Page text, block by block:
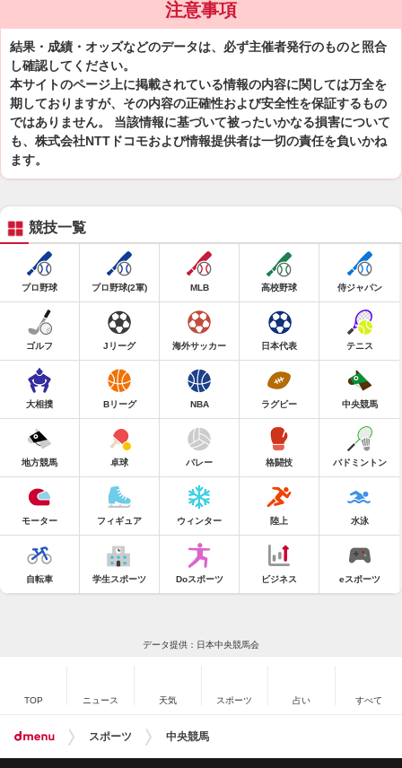
注意事項
結果・成績・オッズなどのデータは、必ず主催者発行のものと照合
し確認してください。
本サイトのページ上に掲載されている情報の内容に関しては万全を
期しておりますが、その内容の正確性および安全性を保証するもの
ではありません。 当該情報に基づいて被ったいかなる損害について
も、株式会社NTTドコモおよび情報提供者は一切の責任を負いかね
ます。
競技一覧
プロ野球 プロ野球(2軍) MLB 高校野球 侍ジャパン
ゴルフ Jリーグ 海外サッカー 日本代表 テニス
大相撲 Bリーグ NBA ラグビー 中央競馬
地方競馬 卓球 バレー 格闘技 バドミントン
モーター フィギュア ウィンター 陸上 水泳
自転車 学生スポーツ Doスポーツ ビジネス eスポーツ
データ提供：日本中央競馬会
TOP ニュース 天気 スポーツ 占い すべて
スポーツ 中央競馬